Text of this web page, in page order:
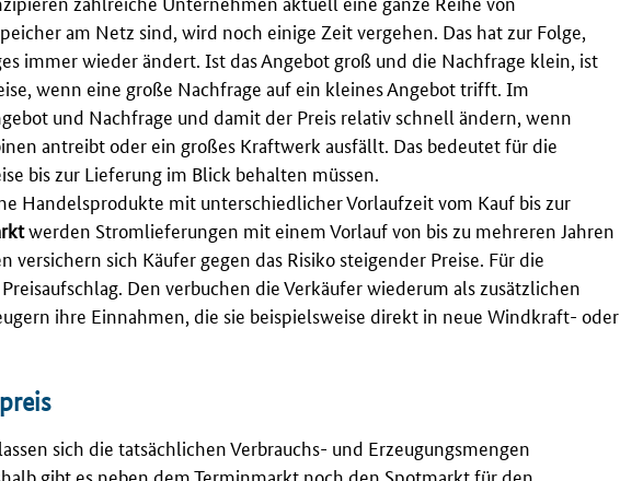
am Netz sind, wird noch einige Zeit vergehen. Das hat zur Folge,
immer wieder ändert. Ist das Angebot groß und die Nachfrage klein, ist
wenn eine große Nachfrage auf ein kleines Angebot trifft. Im
und Nachfrage und damit der Preis relativ schnell ändern, wenn
antreibt oder ein großes Kraftwerk ausfällt. Das bedeutet für die
bis zur Lieferung im Blick behalten müssen.
Handelsprodukte mit unterschiedlicher Vorlaufzeit vom Kauf bis zur
werden Stromlieferungen mit einem Vorlauf von bis zu mehreren Jahren
sich Käufer gegen das Risiko steigender Preise. Für die
Den verbuchen die Verkäufer wiederum als zusätzlichen
ihre Einnahmen, die sie beispielsweise direkt in neue Windkraft- oder
sich die tatsächlichen Verbrauchs- und Erzeugungsmengen
gibt es neben dem Terminmarkt noch den Spotmarkt für den